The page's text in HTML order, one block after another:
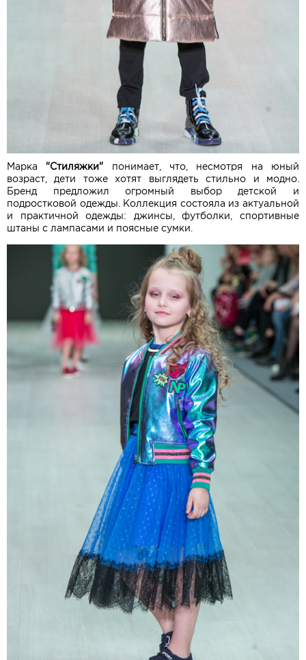
Марка "Стиляжки" понимает, что, несмотря на юный
возраст, дети тоже хотят выглядеть стильно и модно.
Бренд предложил огромный выбор детской и
подростковой одежды. Коллекция состояла из актуальной
и практичной одежды: джинсы, футболки, спортивные
штаны с лампасами и поясные сумки.